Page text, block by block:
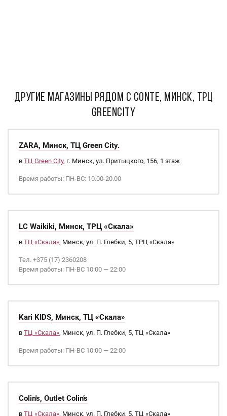
ДРУГИЕ МАГАЗИНЫ РЯДОМ С Conte, Минск, ТРЦ
GREENCITY
ZARA, Минск, ТЦ Green City.
в ТЦ Green City, г. Минск, ул. Притыцкого, 156, 1 этаж
Время работы: ПН-ВС: 10.00-20.00
LC Waikiki, Минск, ТРЦ «Скала»
в ТЦ «Скала», Минск, ул. П. Глебки, 5, ТРЦ «Скала»
Тел. +375 (17) 2360208
Время работы: ПН-ВС 10:00 — 22:00
Kari KIDS, Минск, ТЦ «Скала»
в ТЦ «Скала», Минск, ул. П. Глебки, 5, ТЦ «Скала»
Время работы: ПН-ВС 10:00 — 22:00
Colin's, Outlet Colin’s
в ТЦ «Скала», Минск, ул. П. Глебки, 5, ТЦ «Скала»